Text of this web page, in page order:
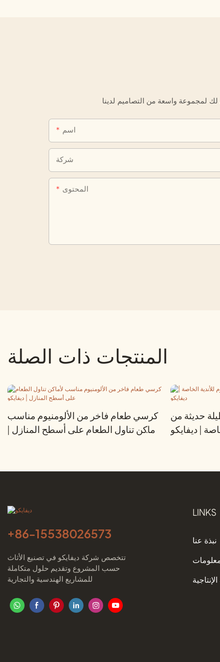
اسم
شركة
المحتوى
المنتجات ذات الصلة
كرسي طعام فاخر من الألومنيوم مناسب
لأماكن تناول الطعام على أسطح المنازل |
حديثة من
| ديفايكو
+86-15538026573
تتخصص شركة ديفايكو في تصنيع الأثاث
حسب المشروع وتقديم حلول متكاملة
للمشاريع الهندسية والتجارية
LINKS
نبذة عنا